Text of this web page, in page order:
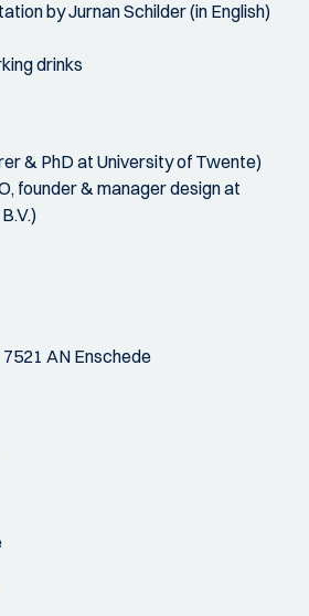
by Jurnan Schilder (in English)
drinks
& PhD at University of Twente)
founder & manager design at
AN Enschede